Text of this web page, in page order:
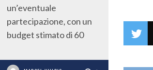
un’eventuale
partecipazione, con un
budget stimato di 60